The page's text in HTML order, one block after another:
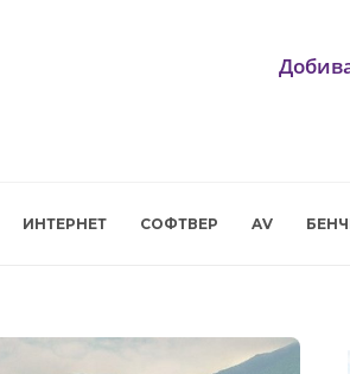
ИНТЕРНЕТ СОФТВЕР AV